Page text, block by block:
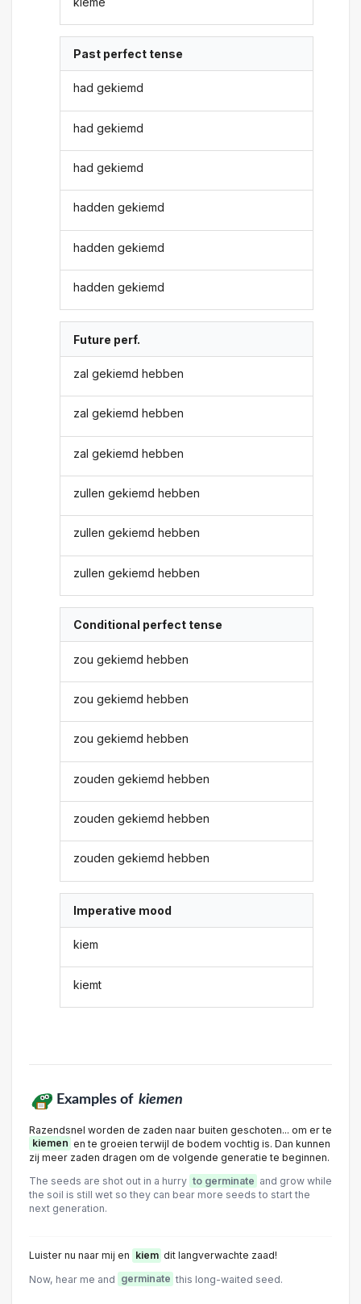
Past perfect tense
had gekiemd
had gekiemd
had gekiemd
hadden gekiemd
hadden gekiemd
hadden gekiemd
Future perf.
zal gekiemd hebben
zal gekiemd hebben
zal gekiemd hebben
zullen gekiemd hebben
zullen gekiemd hebben
zullen gekiemd hebben
Conditional perfect tense
zou gekiemd hebben
zou gekiemd hebben
zou gekiemd hebben
zouden gekiemd hebben
zouden gekiemd hebben
zouden gekiemd hebben
Imperative mood
kiem
kiemt
Examples of kiemen
Razendsnel worden de zaden naar buiten geschoten... om er te
kiemen en te groeien terwijl de bodem vochtig is. Dan kunnen
zij meer zaden dragen om de volgende generatie te beginnen.
The seeds are shot out in a hurry to germinate and grow while
the soil is still wet so they can bear more seeds to start the
next generation.
Luister nu naar mij en kiem dit langverwachte zaad!
Now, hear me and germinate this long-waited seed.